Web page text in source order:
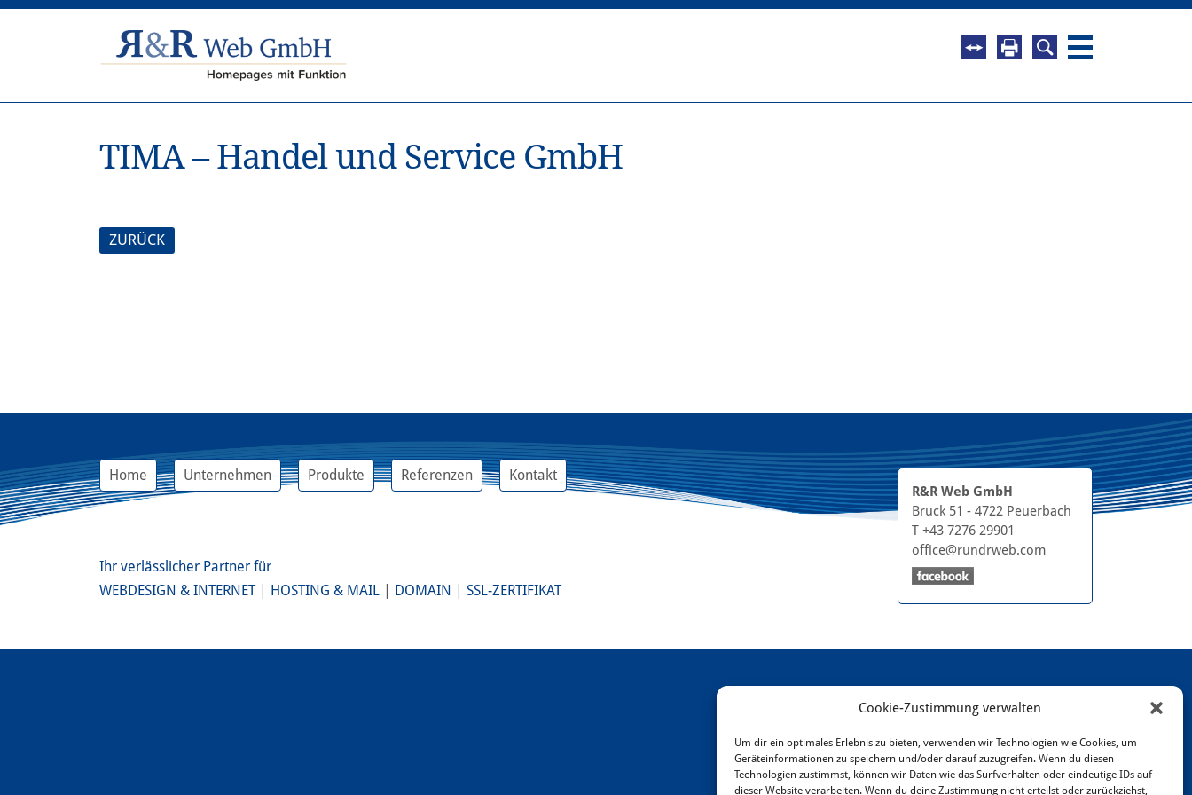
Cookie-Zustimmung verwalten
Um dir ein optimales Erlebnis zu bieten, verwenden wir Technologien wie Cookies, um
Geräteinformationen zu speichern und/oder darauf zuzugreifen. Wenn du diesen
Technologien zustimmst, können wir Daten wie das Surfverhalten oder eindeutige IDs auf
dieser Website verarbeiten. Wenn du deine Zustimmung nicht erteilst oder zurückziehst,
TIMA – Handel und Service GmbH
ZURÜCK
R&R Web GmbH
Bruck 51 - 4722 Peuerbach
T +43 7276 29901
office@rundrweb.com
Home Unternehmen Produkte Referenzen Kontakt
Ihr verlässlicher Partner für
WEBDESIGN & INTERNET| HOSTING & MAIL DOMAIN SSL-ZERTIFIKAT